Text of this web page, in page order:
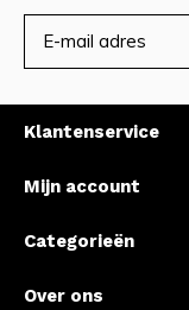
Klantenservice
Mijn account
Categorieën
Over ons